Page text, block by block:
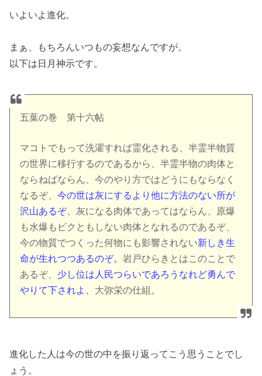
いよいよ進化。
まぁ、もちろんいつもの妄想なんですが。
以下は日月神示です。
五葉の巻 第十六帖
マコトでもって洗濯すれば霊化される、半霊半物質
の世界に移行するのであるから、半霊半物の肉体と
ならねばならん、今のやり方ではどうにもならなく
なるぞ、今の世は灰にするより他に方法のない所が
沢山あるぞ、灰になる肉体であってはならん、原爆
も水爆もビクともしない肉体となれるのであるぞ、
今の物質でつくった何物にも影響されない新しき生
命が生れつつあるのぞ。岩戸ひらきとはこのことで
あるぞ、 少し位は人民つらいであろうなれど勇んで
やりて下されよ、 大弥栄の仕組。
進化した人は今の世の中を振り返ってこう思うことでし
ょう。